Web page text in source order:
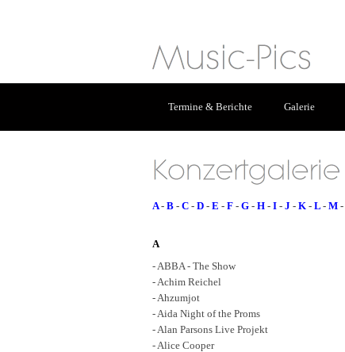
Termine & Berichte Galerie
A- B - C - D - E - F - G - H - I - J - K - L - M -
A
- ABBA - The Show
- Achim Reichel
- Ahzumjot
- Aida Night of the Proms
- Alan Parsons Live Projekt
- Alice Cooper